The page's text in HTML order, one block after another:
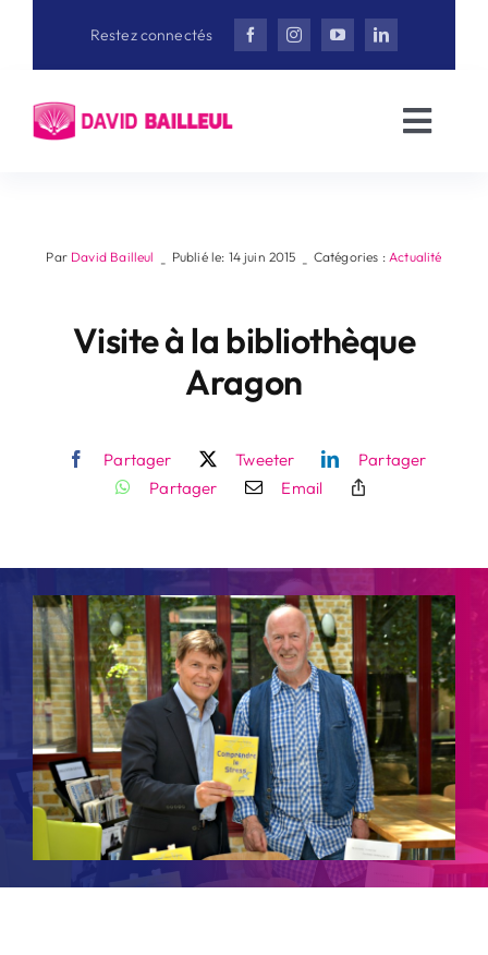
Restez connectés
David Bailleul
Actualités
Vidéothèque
Rechercher:
Par David Bailleul - Publié le: 14 juin 2015 - Catégories :Actualité
Visite à la bibliothèque
Aragon
Partager Tweeter
Partager
Partager
Email